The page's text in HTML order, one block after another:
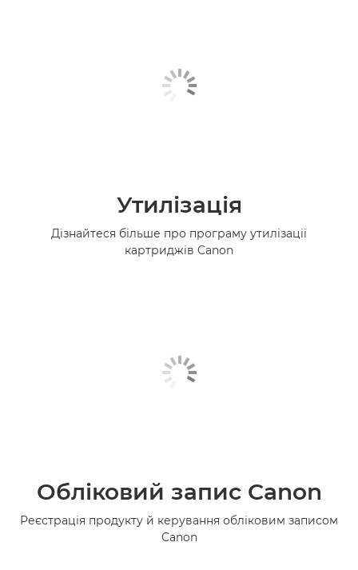
Утилізація
Дізнайтеся більше про програму утилізації
картриджів Canon
Обліковий запис Canon
Реєстрація продукту й керування обліковим записом
Canon